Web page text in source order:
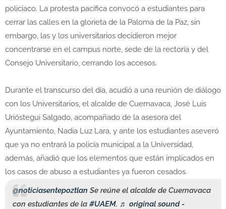
policiaco. La protesta pacífica convocó a estudiantes para
cerrar las calles en la glorieta de la Paloma de la Paz, sin
embargo, las y los universitarios decidieron mejor
concentrarse en el campus norte, sede de la rectoría y del
Consejo Universitario, cerrando los accesos.
Durante el transcurso del día, acudió a una reunión de diálogo
con los Universitarios, el alcalde de Cuernavaca, José Luis
Urióstegui Salgado, acompañado de la asesora del
Ayuntamiento, Nadia Luz Lara, y ante los estudiantes aseveró
que ya no entrará la policía municipal a la Universidad,
además, añadió que los elementos que están implicados en
los casos de abuso a estudiantes ya fueron cesados.
@noticiasentepoztlan Se reúne el alcalde de Cuernavaca
con estudiantes de la #UAEM. ♬ original sound -